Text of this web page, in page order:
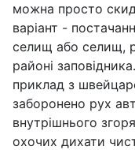
можна просто
варіант -
селищ або селищ,
районі
приклад з
заборонено рух
внутрішнього
охочих дихати